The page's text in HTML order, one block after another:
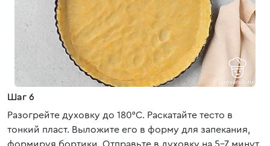
Шаг 6
Разогрейте духовку до 180°C. Раскатайте тесто в
тонкий пласт. Выложите его в форму для запекания,